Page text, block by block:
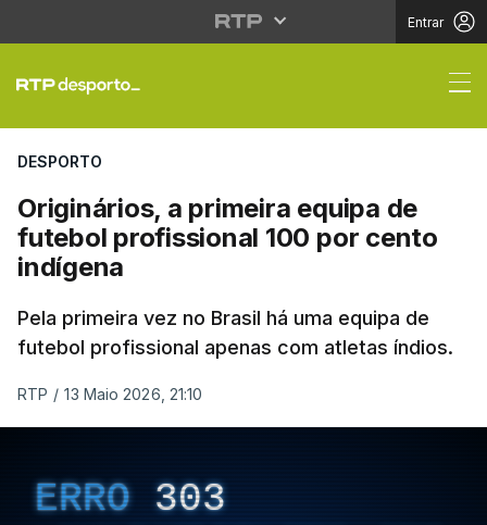
Entrar
Originários, a
DESPORTO
Originários, a primeira equipa de
futebol profissional 100 por cento
indígena
Pela primeira vez no Brasil há uma equipa de
futebol profissional apenas com atletas índios.
RTP / 13 Maio 2026, 21:10
ERRO 303